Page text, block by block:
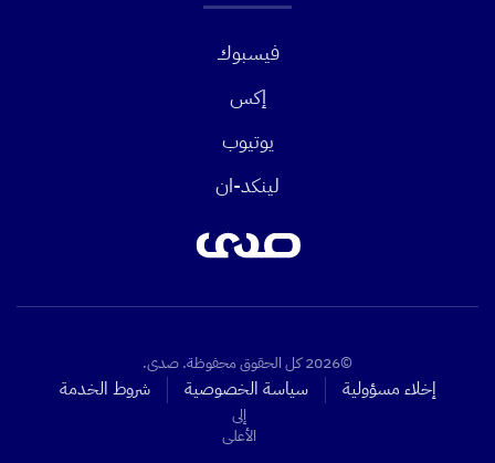
فيسبوك
إكس
يوتيوب
لينكد-ان
©2026 كل الحقوق محفوظة. صدى.
إخلاء مسؤولية سياسة الخصوصية شروط الخدمة
إلى
الأعلى